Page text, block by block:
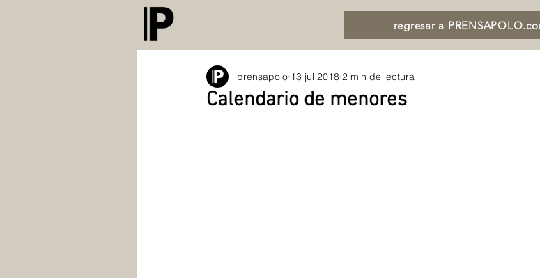
regresar a
Calendario de menores
prensapolo 13 jul 2018 2 min de lectura